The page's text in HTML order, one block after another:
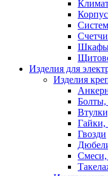
Шкафы
Изделия для
Изделия
Гвозди
Смеси,